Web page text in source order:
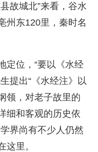
故城北”来看，谷水
州东120里，秦时名
定位，“要以《水经
提出“《水经注》以
领，对老子故里的
细和客观的历史依
界尚有不少人仍然
这里。